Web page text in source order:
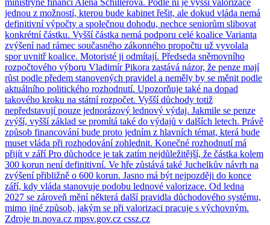
ministryně financí Alena Schillerová. Podle ní je vyšší valorizace
jednou z možností, kterou bude kabinet řešit, ale dokud vláda nemá
definitivní výpočty a společnou dohodu, nechce seniorům slibovat
konkrétní částku. Vyšší částka nemá podporu celé koalice Varianta
zvýšení nad rámec současného zákonného propočtu už vyvolala
spor uvnitř koalice. Motoristé ji odmítají. Předseda sněmovního
rozpočtového výboru Vladimír Pikora zastává názor, že penze mají
růst podle předem stanovených pravidel a neměly by se měnit podle
aktuálního politického rozhodnutí. Upozorňuje také na dopad
takového kroku na státní rozpočet. Vyšší důchody totiž
nepředstavují pouze jednorázový lednový výdaj. Jakmile se penze
zvýší, vyšší základ se promítá také do výdajů v dalších letech. Právě
způsob financování bude proto jedním z hlavních témat, která bude
muset vláda při rozhodování zohlednit. Konečné rozhodnutí má
přijít v září Pro důchodce je tak zatím nejdůležitější, že částka kolem
300 korun není definitivní. Ve hře zůstává také Juchelkův návrh na
zvýšení přibližně o 600 korun. Jasno má být nejpozději do konce
září, kdy vláda stanovuje podobu lednové valorizace. Od ledna
2027 se zároveň mění některá další pravidla důchodového systému,
mimo jiné způsob, jakým se při valorizaci pracuje s výchovným.
Zdroje tn.nova.cz mpsv.gov.cz cssz.cz